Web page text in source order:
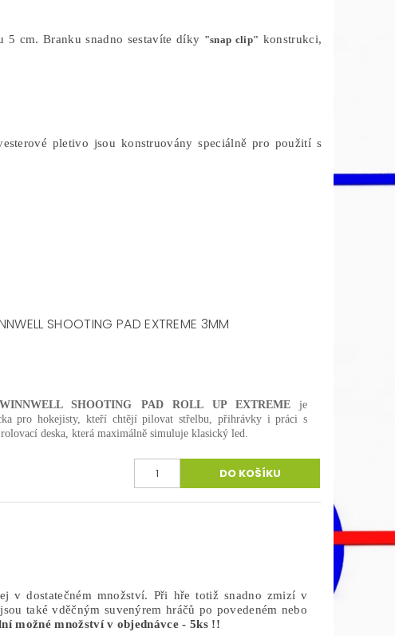
5 cm. Branku snadno sestavíte díky "snap clip" konstrukci,
pletivo jsou konstruovány speciálně pro použití s
SHOOTING PAD EXTREME 3MM
WINNWELL SHOOTING PAD ROLL UP EXTREME je
pro hokejisty, kteří chtějí pilovat střelbu, přihrávky i práci s
deska, která maximálně simuluje klasický led.
v dostatečném množství. Při hře totiž snadno zmizí v
také vděčným suvenýrem hráčů po povedeném nebo
možné množství v objednávce - 5ks !!